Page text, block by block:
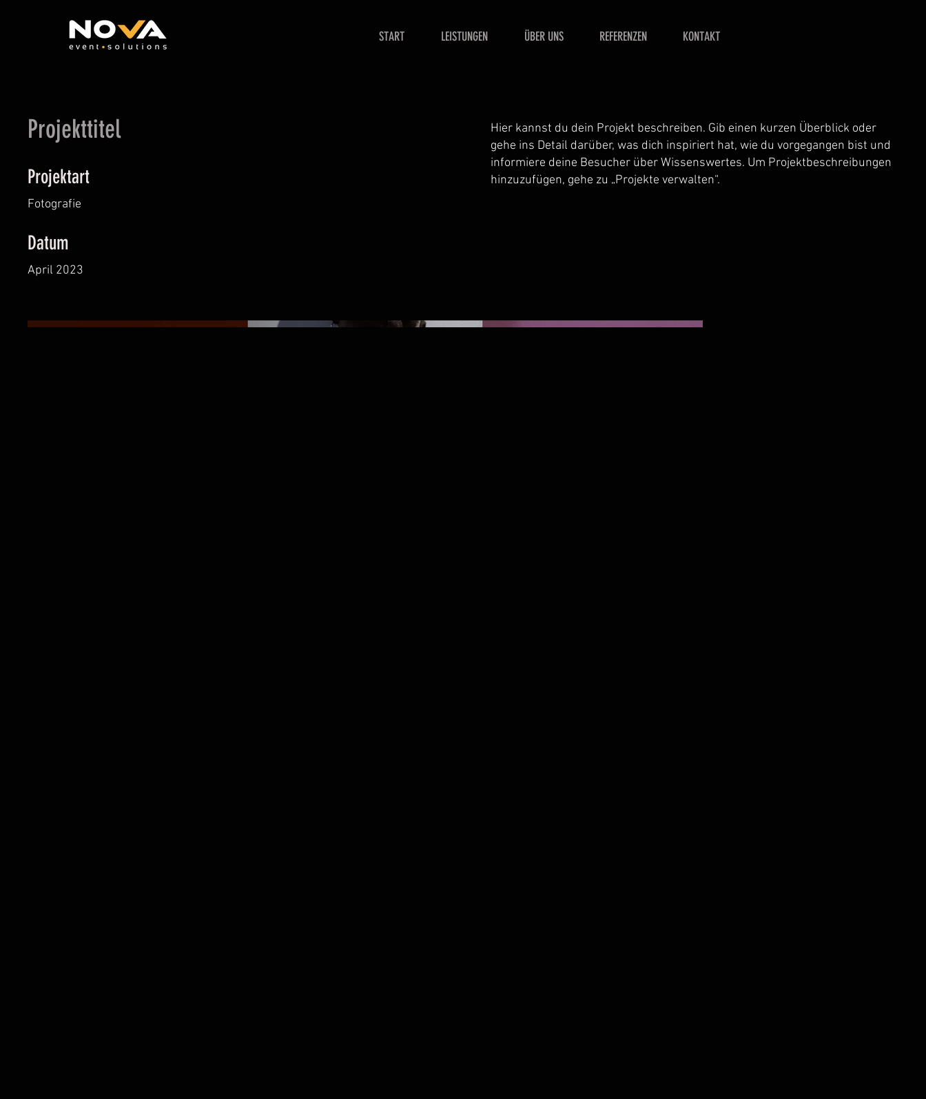
START LEISTUNGEN ÜBER UNS REFERENZEN KONTAKT
Projekttitel
Projektart
Fotografie
Datum
April 2023
Hier kannst du dein Projekt beschreiben. Gib einen kurzen Überblick oder
gehe ins Detail darüber, was dich inspiriert hat, wie du vorgegangen bist und
informiere deine Besucher über Wissenswertes. Um Projektbeschreibungen
hinzuzufügen, gehe zu „Projekte verwalten“.